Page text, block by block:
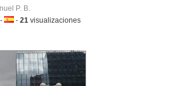
P. B.
-Idioma:
-21 visualizaciones